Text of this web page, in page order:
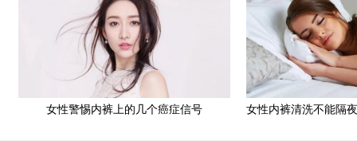
女性警惕内裤上的几个癌症信号
女性内裤清洗不能隔